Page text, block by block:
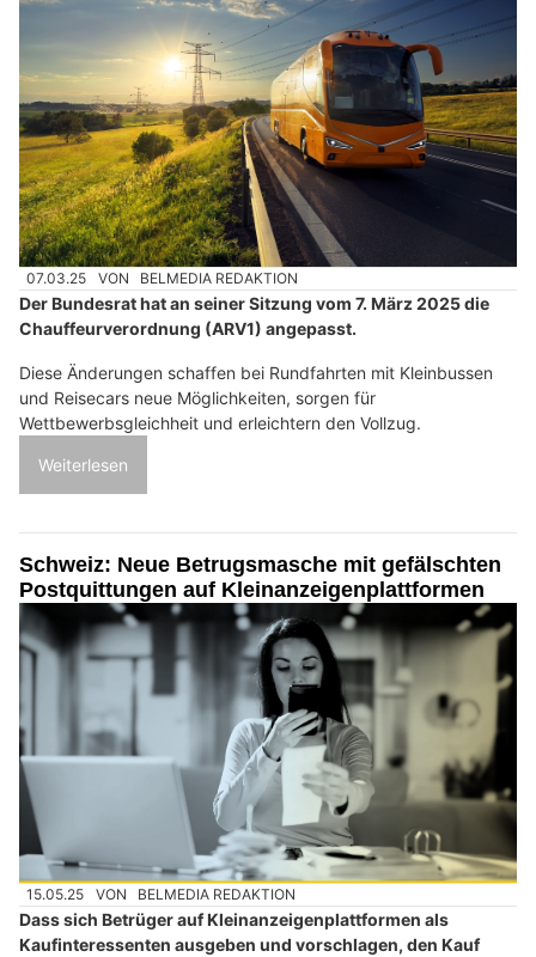
07.03.25 VON BELMEDIA REDAKTION
Der Bundesrat hat an seiner Sitzung vom 7. März 2025 die
Chauffeurverordnung (ARV1) angepasst.
Diese Änderungen schaffen bei Rundfahrten mit Kleinbussen
und Reisecars neue Möglichkeiten, sorgen für
Wettbewerbsgleichheit und erleichtern den Vollzug.
Weiterlesen
Schweiz: Neue Betrugsmasche mit gefälschten
Postquittungen auf Kleinanzeigenplattformen
15.05.25 VON BELMEDIA REDAKTION
Dass sich Betrüger auf Kleinanzeigenplattformen als
Kaufinteressenten ausgeben und vorschlagen, den Kauf